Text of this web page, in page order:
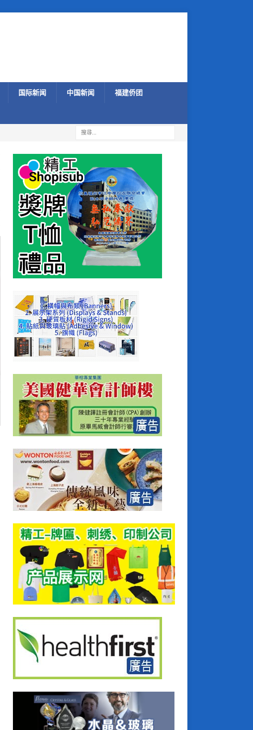
国际新闻 中国新闻 福建侨团